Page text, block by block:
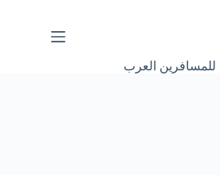
للمسافرين العرب